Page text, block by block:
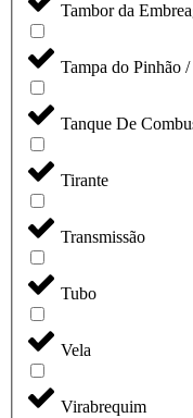
Tambor da
Tampa do Pinhão
Tanque De
Tirante
Transmissão
Tubo
Vela
Virabrequim